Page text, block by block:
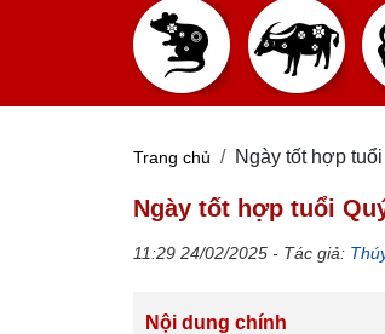
Trang chủ Ngày tốt hợp
Ngày tốt hợp tuổi
11:29 24/02/2025 - Tác giả:
Nội dung chính